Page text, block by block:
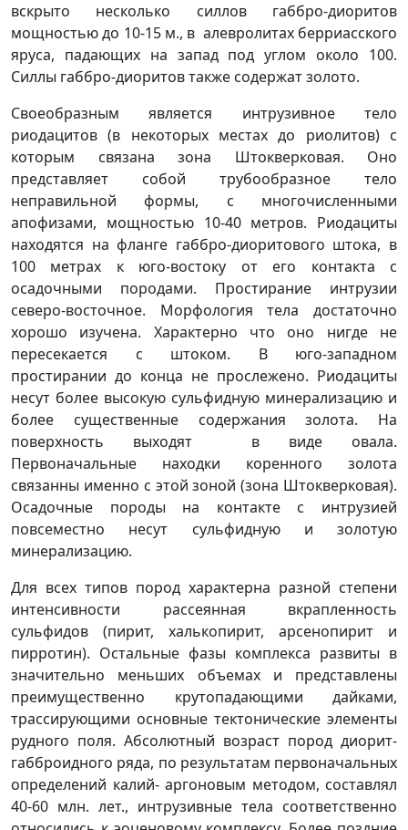
вскрыто несколько силлов габбро-диоритов
мощностью до 10-15 м., в алевролитах берриасского
яруса, падающих на запад под углом около 100.
Силлы габбро-диоритов также содержат золото.
Cвоеобразным является интрузивное тело
риодацитов (в некоторых местах до риолитов) с
которым связана зона Штокверковая. Оно
представляет собой трубообразное тело
неправильной формы, с многочисленными
апофизами, мощностью 10-40 метров. Риодациты
находятся на фланге габбро-диоритового штока, в
100 метрах к юго-востоку от его контакта с
осадочными породами. Простирание интрузии
северо-восточное. Морфология тела достаточно
хорошо изучена. Характерно что оно нигде не
пересекается с штоком. В юго-западном
простирании до конца не прослежено. Риодациты
несут более высокую сульфидную минерализацию и
более существенные содержания золота. На
поверхность выходят в виде овала.
Первоначальные находки коренного золота
связанны именно с этой зоной (зона Штокверковая).
Осадочные породы на контакте с интрузией
повсеместно несут сульфидную и золотую
минерализацию.
Для всех типов пород характерна разной степени
интенсивности рассеянная вкрапленность
сульфидов (пирит, халькопирит, арсенопирит и
пирротин). Остальные фазы комплекса развиты в
значительно меньших объемах и представлены
преимущественно крутопадающими дайками,
трассирующими основные тектонические элементы
рудного поля. Абсолютный возраст пород диорит-
габброидного ряда, по результатам первоначальных
определений калий- аргоновым методом, составлял
40-60 млн. лет., интрузивные тела соответственно